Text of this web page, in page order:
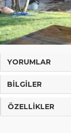
YORUMLAR
BILGILER
ÖZELLIKLER